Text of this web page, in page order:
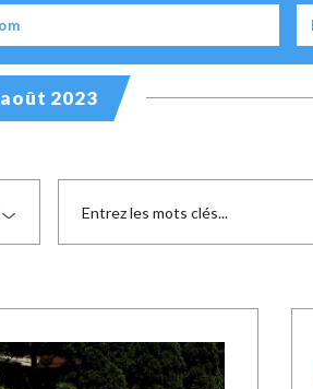
août 2023